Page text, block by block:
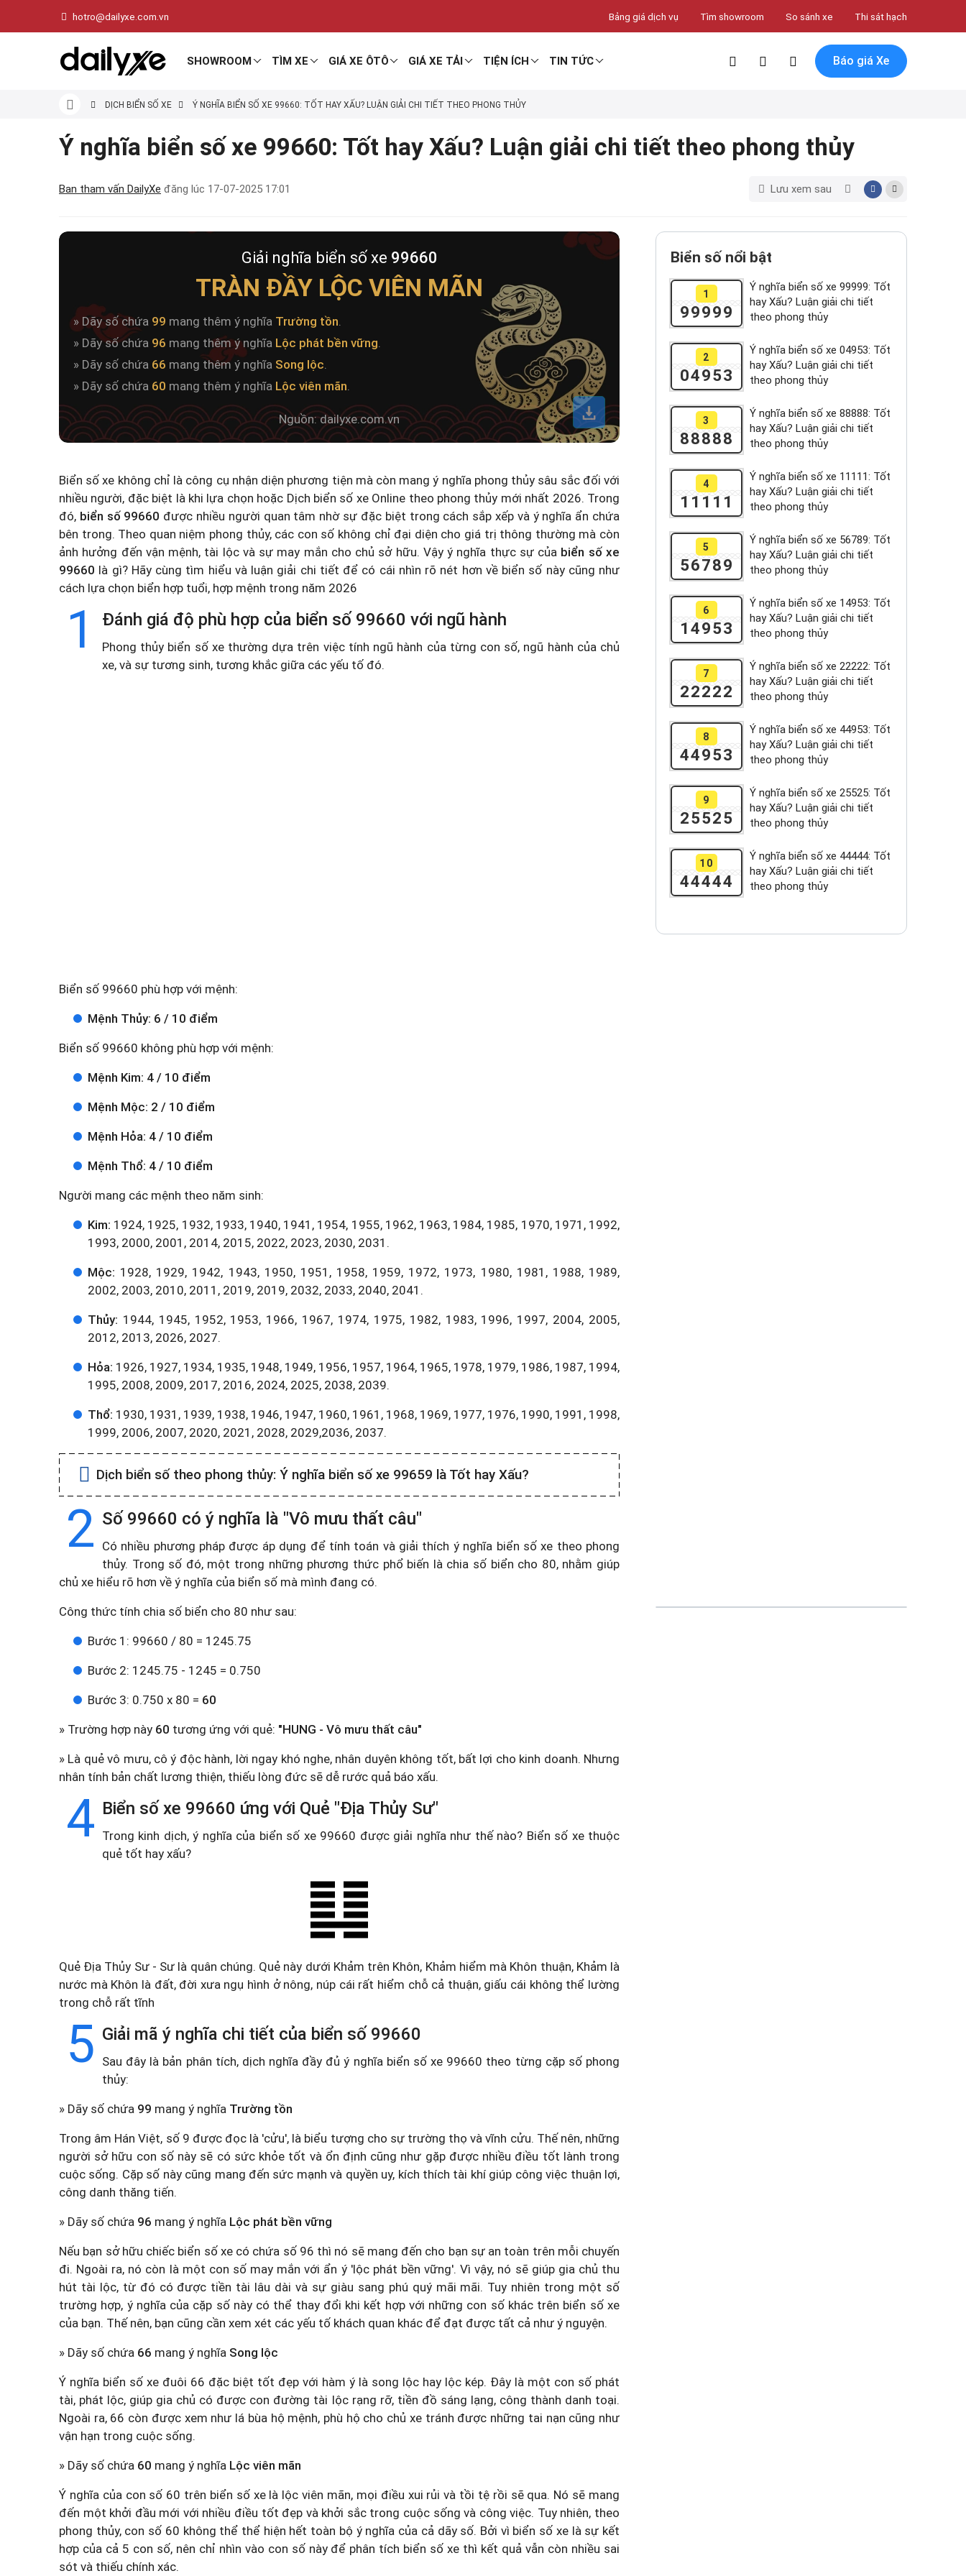
hotro@dailyxe.com.vn Bảng giá dịch vụ Tìm showroom So sánh xe Thi sát hạch
SHOWROOM TÌM XE GIÁ XE ÔTÔ GIÁ XE TẢI TIỆN ÍCH TIN TỨC Báo giá Xe
DỊCH BIỂN SỐ XE Ý NGHĨA BIỂN SỐ XE 99660: TỐT HAY XẤU? LUẬN GIẢI CHI TIẾT THEO PHONG THỦY
Ý nghĩa biển số xe 99660: Tốt hay Xấu? Luận giải chi tiết theo phong thủy
Ban tham vấn DailyXe đăng lúc 17-07-2025 17:01 Lưu xem sau
Giải nghĩa biển số xe 99660
TRÀN ĐẦY LỘC VIÊN MÃN
» Dãy số chứa 99 mang thêm ý nghĩa Trường tồn.
» Dãy số chứa 96 mang thêm ý nghĩa Lộc phát bền vững.
» Dãy số chứa 66 mang thêm ý nghĩa Song lộc.
» Dãy số chứa 60 mang thêm ý nghĩa Lộc viên mãn.
Nguồn: dailyxe.com.vn
Biển số xe không chỉ là công cụ nhận diện phương tiện mà còn mang ý nghĩa phong thủy sâu sắc đối với
nhiều người, đặc biệt là khi lựa chọn hoặc Dịch biển số xe Online theo phong thủy mới nhất 2026. Trong
đó, biển số 99660 được nhiều người quan tâm nhờ sự đặc biệt trong cách sắp xếp và ý nghĩa ẩn chứa
bên trong. Theo quan niệm phong thủy, các con số không chỉ đại diện cho giá trị thông thường mà còn
ảnh hưởng đến vận mệnh, tài lộc và sự may mắn cho chủ sở hữu. Vậy ý nghĩa thực sự của biển số xe
99660 là gì? Hãy cùng tìm hiểu và luận giải chi tiết để có cái nhìn rõ nét hơn về biển số này cũng như
cách lựa chọn biển hợp tuổi, hợp mệnh trong năm 2026
1 Đánh giá độ phù hợp của biển số 99660 với ngũ hành
Phong thủy biển số xe thường dựa trên việc tính ngũ hành của từng con số, ngũ hành của chủ
xe, và sự tương sinh, tương khắc giữa các yếu tố đó.
Biển số 99660 phù hợp với mệnh:
Mệnh Thủy: 6 / 10 điểm
Biển số 99660 không phù hợp với mệnh:
Mệnh Kim: 4 / 10 điểm
Mệnh Mộc: 2 / 10 điểm
Mệnh Hỏa: 4 / 10 điểm
Mệnh Thổ: 4 / 10 điểm
Người mang các mệnh theo năm sinh:
Kim: 1924, 1925, 1932, 1933, 1940, 1941, 1954, 1955, 1962, 1963, 1984, 1985, 1970, 1971, 1992,
1993, 2000, 2001, 2014, 2015, 2022, 2023, 2030, 2031.
Mộc: 1928, 1929, 1942, 1943, 1950, 1951, 1958, 1959, 1972, 1973, 1980, 1981, 1988, 1989,
2002, 2003, 2010, 2011, 2019, 2019, 2032, 2033, 2040, 2041.
Thủy: 1944, 1945, 1952, 1953, 1966, 1967, 1974, 1975, 1982, 1983, 1996, 1997, 2004, 2005,
2012, 2013, 2026, 2027.
Hỏa: 1926, 1927, 1934, 1935, 1948, 1949, 1956, 1957, 1964, 1965, 1978, 1979, 1986, 1987, 1994,
1995, 2008, 2009, 2017, 2016, 2024, 2025, 2038, 2039.
Thổ: 1930, 1931, 1939, 1938, 1946, 1947, 1960, 1961, 1968, 1969, 1977, 1976, 1990, 1991, 1998,
1999, 2006, 2007, 2020, 2021, 2028, 2029,2036, 2037.
Dịch biển số theo phong thủy: Ý nghĩa biển số xe 99659 là Tốt hay Xấu?
2 Số 99660 có ý nghĩa là "Vô mưu thất câu"
Có nhiều phương pháp được áp dụng để tính toán và giải thích ý nghĩa biển số xe theo phong
thủy. Trong số đó, một trong những phương thức phổ biến là chia số biển cho 80, nhằm giúp
chủ xe hiểu rõ hơn về ý nghĩa của biển số mà mình đang có.
Công thức tính chia số biển cho 80 như sau:
Bước 1: 99660 / 80 = 1245.75
Bước 2: 1245.75 - 1245 = 0.750
Bước 3: 0.750 x 80 = 60
» Trường hợp này 60 tương ứng với quẻ: "HUNG - Vô mưu thất câu"
» Là quẻ vô mưu, cô ý độc hành, lời ngay khó nghe, nhân duyên không tốt, bất lợi cho kinh doanh. Nhưng
nhân tính bản chất lương thiện, thiếu lòng đức sẽ dễ rước quả báo xấu.
4 Biển số xe 99660 ứng với Quẻ "Địa Thủy Sư"
Trong kinh dịch, ý nghĩa của biển số xe 99660 được giải nghĩa như thế nào? Biển số xe thuộc
quẻ tốt hay xấu?
Quẻ Địa Thủy Sư - Sư là quân chúng. Quẻ này dưới Khảm trên Khôn, Khảm hiểm mà Khôn thuận, Khảm là
nước mà Khôn là đất, đời xưa ngụ hình ở nông, núp cái rất hiểm chỗ cả thuận, giấu cái không thể lường
trong chỗ rất tĩnh
5 Giải mã ý nghĩa chi tiết của biển số 99660
Sau đây là bản phân tích, dịch nghĩa đầy đủ ý nghĩa biển số xe 99660 theo từng cặp số phong
thủy:
» Dãy số chứa 99 mang ý nghĩa Trường tồn
Trong âm Hán Việt, số 9 được đọc là 'cửu', là biểu tượng cho sự trường thọ và vĩnh cửu. Thế nên, những
người sở hữu con số này sẽ có sức khỏe tốt và ổn định cũng như gặp được nhiều điều tốt lành trong
cuộc sống. Cặp số này cũng mang đến sức mạnh và quyền uy, kích thích tài khí giúp công việc thuận lợi,
công danh thăng tiến.
» Dãy số chứa 96 mang ý nghĩa Lộc phát bền vững
Nếu bạn sở hữu chiếc biển số xe có chứa số 96 thì nó sẽ mang đến cho bạn sự an toàn trên mỗi chuyến
đi. Ngoài ra, nó còn là một con số may mắn với ẩn ý 'lộc phát bền vững'. Vì vậy, nó sẽ giúp gia chủ thu
hút tài lộc, từ đó có được tiền tài lâu dài và sự giàu sang phú quý mãi mãi. Tuy nhiên trong một số
trường hợp, ý nghĩa của cặp số này có thể thay đổi khi kết hợp với những con số khác trên biển số xe
của bạn. Thế nên, bạn cũng cần xem xét các yếu tố khách quan khác để đạt được tất cả như ý nguyện.
» Dãy số chứa 66 mang ý nghĩa Song lộc
Ý nghĩa biển số xe đuôi 66 đặc biệt tốt đẹp với hàm ý là song lộc hay lộc kép. Đây là một con số phát
tài, phát lộc, giúp gia chủ có được con đường tài lộc rạng rỡ, tiền đồ sáng lạng, công thành danh toại.
Ngoài ra, 66 còn được xem như lá bùa hộ mệnh, phù hộ cho chủ xe tránh được những tai nạn cũng như
vận hạn trong cuộc sống.
» Dãy số chứa 60 mang ý nghĩa Lộc viên mãn
Ý nghĩa của con số 60 trên biển số xe là lộc viên mãn, mọi điều xui rủi và tồi tệ rồi sẽ qua. Nó sẽ mang
đến một khởi đầu mới với nhiều điều tốt đẹp và khởi sắc trong cuộc sống và công việc. Tuy nhiên, theo
phong thủy, con số 60 không thể thể hiện hết toàn bộ ý nghĩa của cả dãy số. Bởi vì biển số xe là sự kết
hợp của cả 5 con số, nên chỉ nhìn vào con số này để phân tích biển số xe thì kết quả vẫn còn nhiều sai
sót và thiếu chính xác.
Biển số nổi bật
1
99999
Ý nghĩa biển số xe 99999: Tốt
hay Xấu? Luận giải chi tiết
theo phong thủy
2
04953
Ý nghĩa biển số xe 04953: Tốt
hay Xấu? Luận giải chi tiết
theo phong thủy
3
88888
Ý nghĩa biển số xe 88888: Tốt
hay Xấu? Luận giải chi tiết
theo phong thủy
4
11111
Ý nghĩa biển số xe 11111: Tốt
hay Xấu? Luận giải chi tiết
theo phong thủy
5
56789
Ý nghĩa biển số xe 56789: Tốt
hay Xấu? Luận giải chi tiết
theo phong thủy
6
14953
Ý nghĩa biển số xe 14953: Tốt
hay Xấu? Luận giải chi tiết
theo phong thủy
7
22222
Ý nghĩa biển số xe 22222: Tốt
hay Xấu? Luận giải chi tiết
theo phong thủy
8
44953
Ý nghĩa biển số xe 44953: Tốt
hay Xấu? Luận giải chi tiết
theo phong thủy
9
25525
Ý nghĩa biển số xe 25525: Tốt
hay Xấu? Luận giải chi tiết
theo phong thủy
10
44444
Ý nghĩa biển số xe 44444: Tốt
hay Xấu? Luận giải chi tiết
theo phong thủy